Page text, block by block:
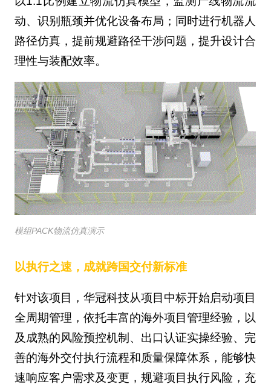
动、识别瓶颈并优化设备布局；同时进行机器人
路径仿真，提前规避路径干涉问题，提升设计合
理性与装配效率。
模组PACK物流仿真演示
以执行之速，成就跨国交付新标准
针对该项目，华冠科技从项目中标开始启动项目
全周期管理，依托丰富的海外项目管理经验，以
及成熟的风险预控机制、出口认证实操经验、完
善的海外交付执行流程和质量保障体系，能够快
速响应客户需求及变更，规避项目执行风险，充